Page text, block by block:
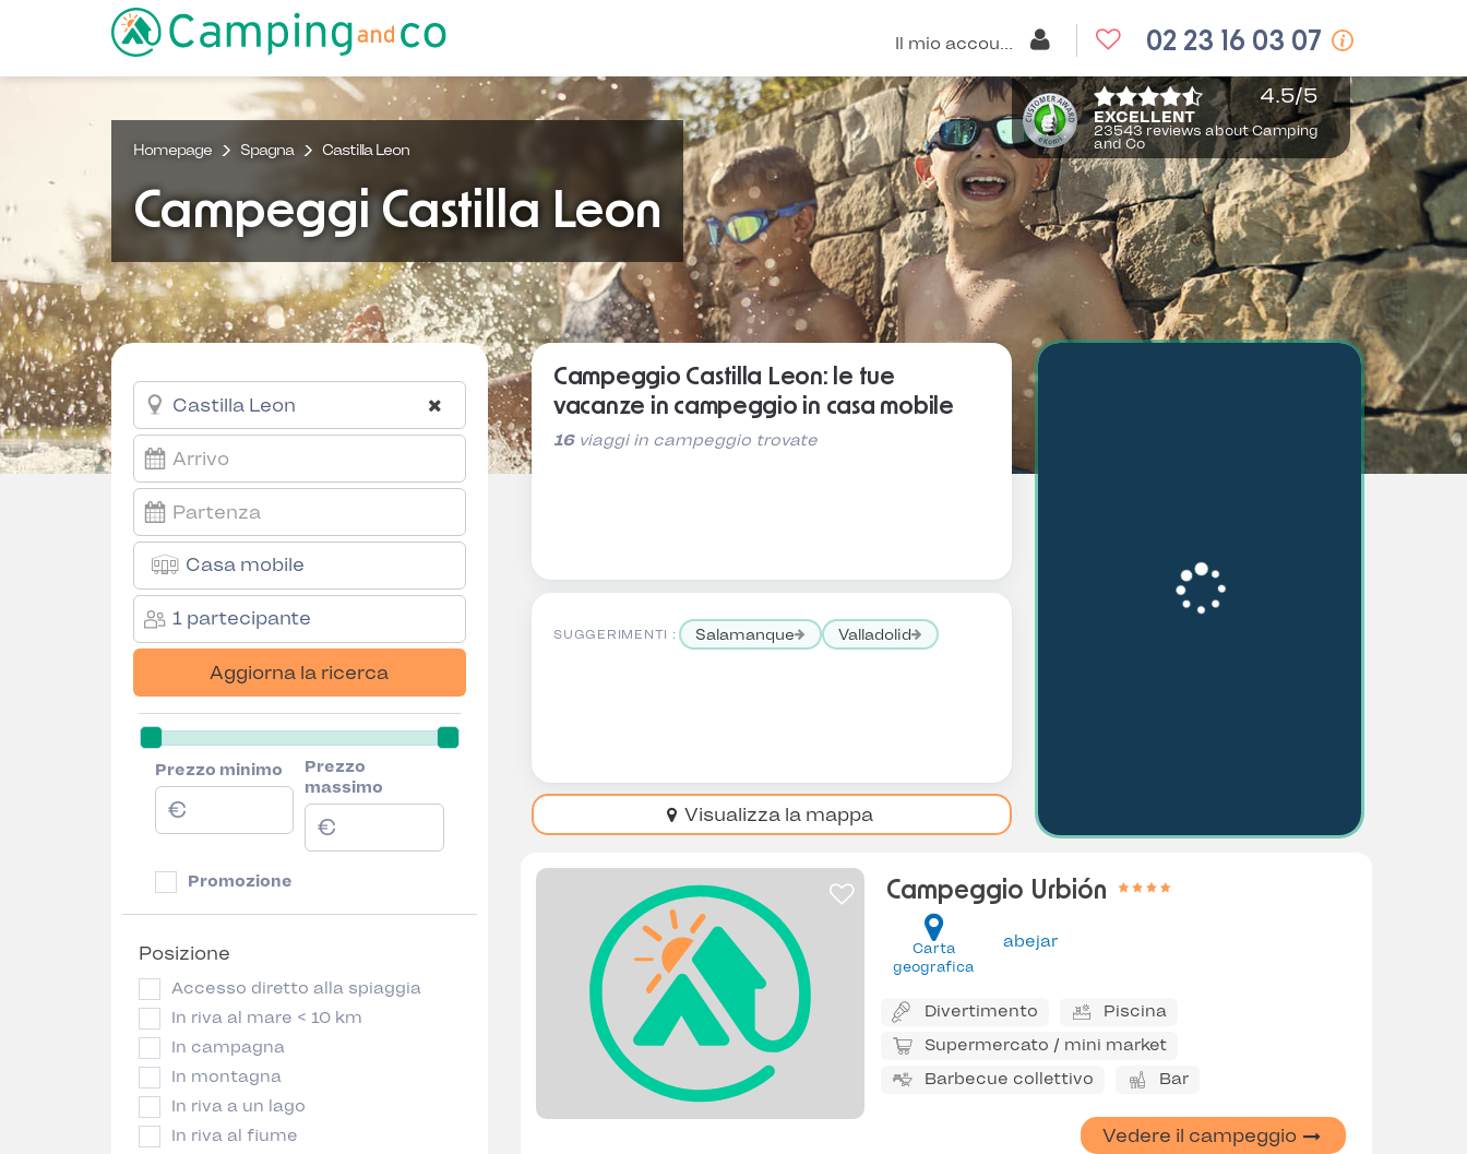
Il mio account 02 23 16 03 07
EXCELLENT
4.5/5
23543 reviews about Camping
and Co
Homepage Spagna Castilla Leon
Campeggi Castilla Leon
Casa mobile
1 partecipante
Aggiorna la ricerca
Prezzo minimo
Prezzo
massimo
Promozione
Posizione
Accesso diretto alla spiaggia
In riva al mare < 10 km
In campagna
In montagna
In riva a un lago
In riva al fiume
Campeggio Castilla Leon: le tue
vacanze in campeggio in casa mobile
16viaggi in campeggio trovate
SUGGERIMENTI : Salamanque Valladolid
Visualizza la mappa
Campeggio Urbión
Carta
geografica
abejar
Divertimento
Piscina
Supermercato / mini market
Barbecue collettivo
Bar
Vedere il campeggio